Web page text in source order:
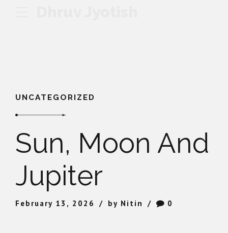
UNCATEGORIZED
Sun, Moon And
Jupiter
February 13, 2026 by Nitin 0